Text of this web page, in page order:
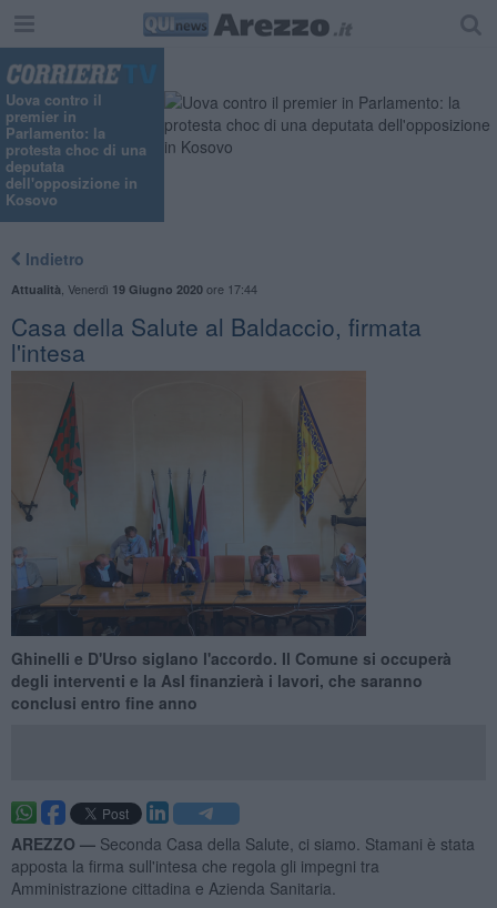
Uova contro il
premier in
Parlamento: la
protesta choc di una
deputata
dell'opposizione in
Kosovo
Indietro
Attualità Venerdì 19 Giugno 2020ore 17:44
Casa della Salute al Baldaccio, firmata
l'intesa
Ghinelli e D'Urso siglano l'accordo. Il Comune si occuperà
degli interventi e la Asl finanzierà i lavori, che saranno
conclusi entro fine anno
AREZZO — Seconda Casa della Salute, ci siamo. Stamani è stata
apposta la firma sull'intesa che regola gli impegni tra
Amministrazione cittadina e Azienda Sanitaria.